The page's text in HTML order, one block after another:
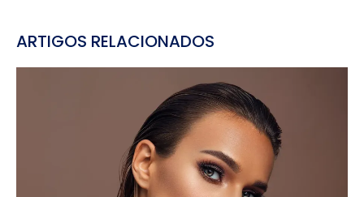
ARTIGOS RELACIONADOS